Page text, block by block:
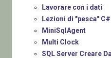
Lavorare con i dati
Lezioni di "pesca" C#
MiniSqlAgent
Multi Clock
SQL Server Creare